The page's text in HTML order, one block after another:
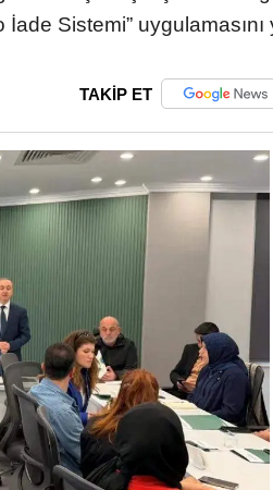
İade Sistemi”
TAKİP ET